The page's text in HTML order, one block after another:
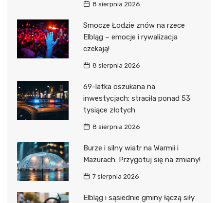
8 sierpnia 2026
Smocze Łodzie znów na rzece
Elbląg – emocje i rywalizacja
czekają!
8 sierpnia 2026
69-latka oszukana na
inwestycjach: straciła ponad 53
tysiące złotych
8 sierpnia 2026
Burze i silny wiatr na Warmii i
Mazurach: Przygotuj się na zmiany!
7 sierpnia 2026
Elbląg i sąsiednie gminy łączą siły